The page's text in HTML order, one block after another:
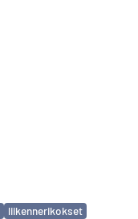
liikennerikokset